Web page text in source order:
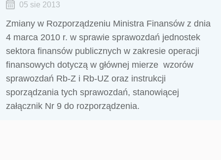
05 sie 2013
Zmiany w Rozporządzeniu Ministra Finansów z dnia
4 marca 2010 r. w sprawie sprawozdań jednostek
sektora finansów publicznych w zakresie operacji
finansowych dotyczą w głównej mierze wzorów
sprawozdań Rb-Z i Rb-UZ oraz instrukcji
sporządzania tych sprawozdań, stanowiącej
załącznik Nr 9 do rozporządzenia.